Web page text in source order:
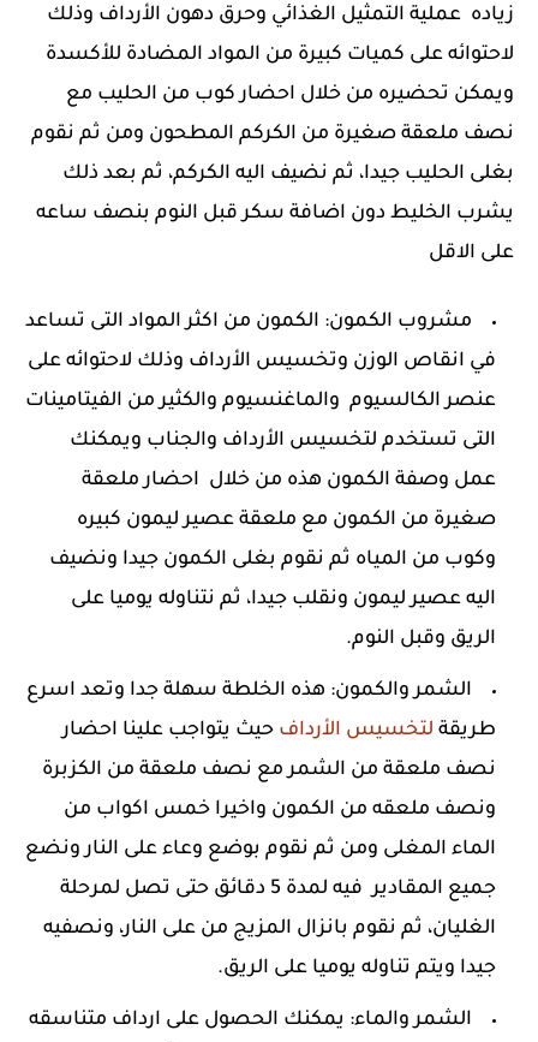
زياده عملية التمثيل الغذائي وحرق دهون الأرداف وذلك
لاحتوائه على كميات كبيرة من المواد المضادة للأكسدة
ويمكن تحضيره من خلال احضار كوب من الحليب مع
نصف ملعقة صغيرة من الكركم المطحون ومن ثم نقوم
بغلى الحليب جيدا، ثم نضيف اليه الكركم، ثم بعد ذلك
يشرب الخليط دون اضافة سكر قبل النوم بنصف ساعه
على الاقل
مشروب الكمون: الكمون من اكثر المواد التى تساعد
في انقاص الوزن وتخسيس الأرداف وذلك لاحتوائه على
عنصر الكالسيوم والماغنسيوم والكثير من الفيتامينات
التى تستخدم لتخسيس الأرداف والجناب ويمكنك
عمل وصفة الكمون هذه من خلال احضار ملعقة
صغيرة من الكمون مع ملعقة عصير ليمون كبيره
وكوب من المياه ثم نقوم بغلى الكمون جيدا ونضيف
اليه عصير ليمون ونقلب جيدا، ثم نتناوله يوميا على
الريق وقبل النوم.
الشمر والكمون: هذه الخلطة سهلة جدا وتعد اسرع
طريقة لتخسيس الأرداف حيث يتواجب علينا احضار
نصف ملعقة من الشمر مع نصف ملعقة من الكزبرة
ونصف ملعقه من الكمون واخيرا خمس اكواب من
الماء المغلى ومن ثم نقوم بوضع وعاء على النار ونضع
جميع المقادير فيه لمدة 5 دقائق حتى تصل لمرحلة
الغليان، ثم نقوم بانزال المزيج من على النار، ونصفيه
جيدا ويتم تناوله يوميا على الريق.
الشمر والماء: يمكنك الحصول على ارداف متناسقه